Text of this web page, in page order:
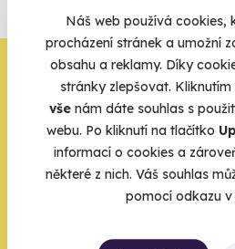
Náš web používá cookies,
procházení stránek a umožní
obsahu a reklamy. Díky
stránky zlepšovat.
vše nám dáte souhlas s
webu. Po kliknutí na tlačítko
informací o cookies a
některé z nich. Váš souhlas
pomocí odkazu v
Vše o pojištění
Zbývá jeden
zbytek
Váš e-mail je vstupenka do světa,
do toho.